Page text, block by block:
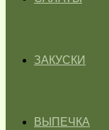
ЗАКУСКИ
ВЫПЕЧКА